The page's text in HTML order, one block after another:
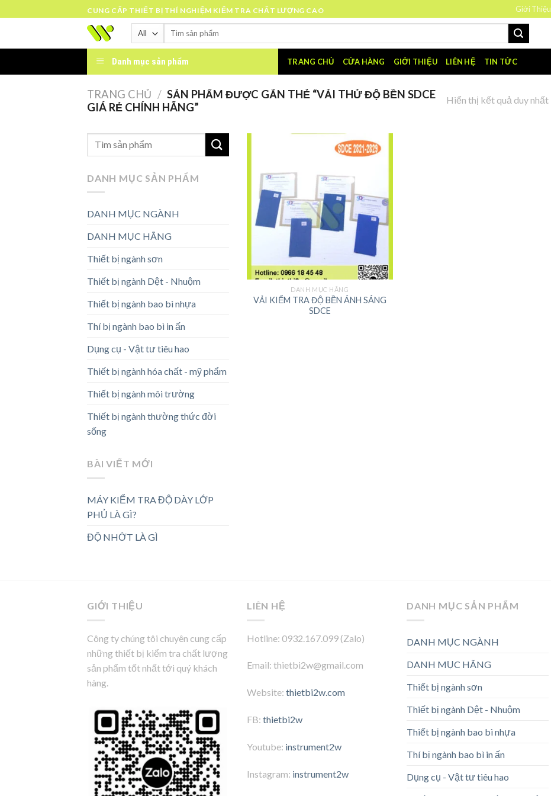
to
CUNG CẤP THIẾT BỊ THÍ NGHIỆM KIỂM TRA CHẤT LƯỢNG CAO Giới Thiệu
Tìm
Danh mục sản phẩm TRANG CHỦ CỬA HÀNG GIỚI THIỆU LIÊN HỆ TIN TỨC
TRANG CHỦ / SẢN PHẨM ĐƯỢC GẮN THẺ “VẢI THỬ ĐỘ BỀN SDCE
GIÁ RẺ CHÍNH HÃNG”
Hiển thị kết quả duy nhất
DANH MỤC SẢN PHẨM
DANH MỤC NGÀNH
DANH MỤC HÃNG
Thiết bị ngành sơn
Thiết bị ngành Dệt - Nhuộm
Thiết bị ngành bao bì nhựa
Thí bị ngành bao bì in ấn
Dụng cụ - Vật tư tiêu hao
Thiết bị ngành hóa chất - mỹ phẩm
Thiết bị ngành môi trường
Thiết bị ngành thường thức đời
sống
BÀI VIẾT MỚI
MÁY KIỂM TRA ĐỘ DÀY LỚP
PHỦ LÀ GÌ?
ĐỘ NHỚT LÀ GÌ
DANH MỤC HÃNG
VẢI KIỂM TRA ĐỘ BỀN ÁNH SÁNG
SDCE
GIỚI THIỆU
Công ty chúng tôi chuyên cung cấp
những thiết bị kiểm tra chất lượng
sản phẩm tốt nhất tới quý khách
hàng.
LIÊN HỆ
Hotline: 0932.167.099 (Zalo)
Email: thietbi2w@gmail.com
Website: thietbi2w.com
FB: thietbi2w
Youtube: instrument2w
Instagram: instrument2w
DANH MỤC SẢN PHẨM
DANH MỤC NGÀNH
DANH MỤC HÃNG
Thiết bị ngành sơn
Thiết bị ngành Dệt - Nhuộm
Thiết bị ngành bao bì nhựa
Thí bị ngành bao bì in ấn
Dụng cụ - Vật tư tiêu hao